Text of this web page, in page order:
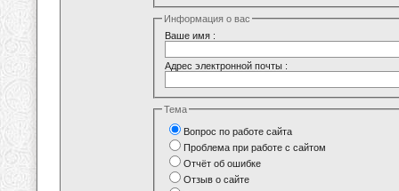
Информация о вас
Ваше имя :
Адрес электронной почты :
Тема
Вопрос по работе сайта
Проблема при работе с сайтом
Отчёт об ошибке
Отзыв о сайте